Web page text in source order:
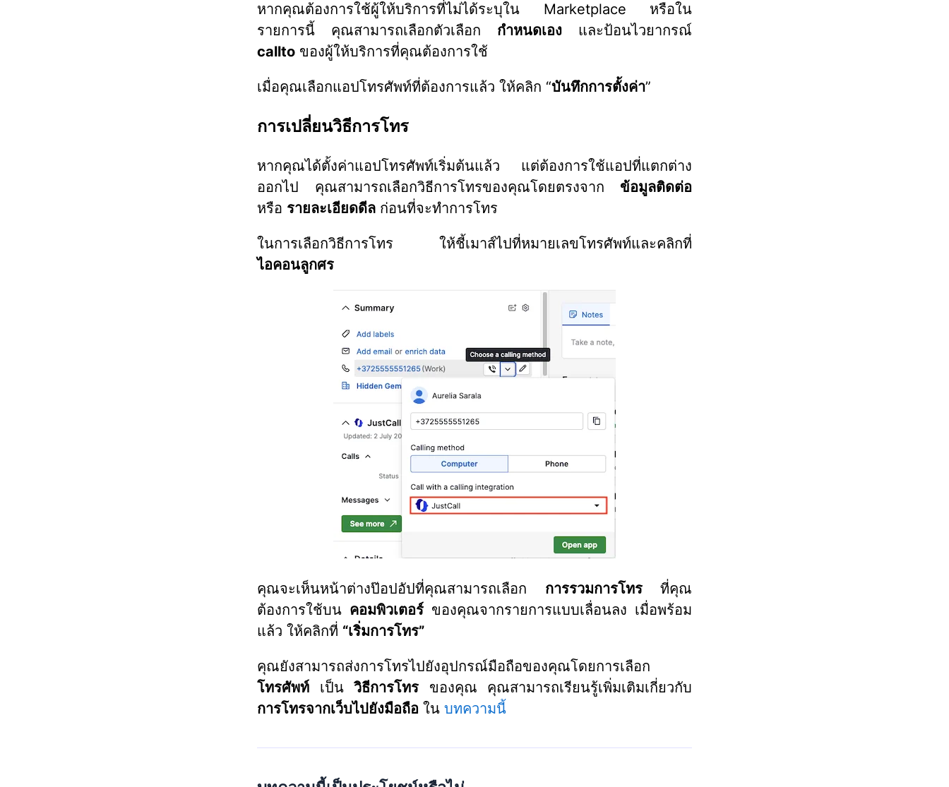
หากคุณต้องการใช้ผู้ให้บริการที่ไม่ได้ระบุใน Marketplace หรือใน
รายการนี้ คุณสามารถเลือกตัวเลือก กำหนดเอง และป้อนไวยากรณ์
callto ของผู้ให้บริการที่คุณต้องการใช้
เมื่อคุณเลือกแอปโทรศัพท์ที่ต้องการแล้ว ให้คลิก “บันทึกการตั้งค่า”
การเปลี่ยนวิธีการโทร
หากคุณได้ตั้งค่าแอปโทรศัพท์เริ่มต้นแล้ว แต่ต้องการใช้แอปที่แตกต่าง
ออกไป คุณสามารถเลือกวิธีการโทรของคุณโดยตรงจาก ข้อมูลติดต่อ
หรือ รายละเอียดดีล ก่อนที่จะทำการโทร
ในการเลือกวิธีการโทร ให้ชี้เมาส์ไปที่หมายเลขโทรศัพท์และคลิกที่
ไอคอนลูกศร
คุณจะเห็นหน้าต่างป๊อปอัปที่คุณสามารถเลือก การรวมการโทรที่คุณ
ต้องการใช้บน คอมพิวเตอร์ ของคุณจากรายการแบบเลื่อนลง เมื่อพร้อม
แล้ว ให้คลิกที่ “เริ่มการโทร”
คุณยังสามารถส่งการโทรไปยังอุปกรณ์มือถือของคุณโดยการเลือก
โทรศัพท์ เป็น วิธีการโทร ของคุณ คุณสามารถเรียนรู้เพิ่มเติมเกี่ยวกับ
การโทรจากเว็บไปยังมือถือ ใน บทความนี้